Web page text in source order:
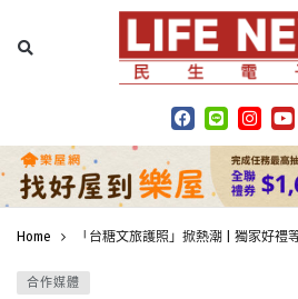
Home 「台糖文旅護照」掀熱潮 | 獨家好禮
合作媒體